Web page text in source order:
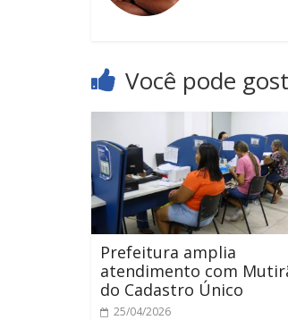
Você pode
Prefeitura amplia
atendimento com
do Cadastro Único
25/04/2026